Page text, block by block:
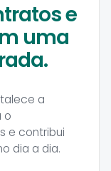
e
uma
a
o
e contribui
dia a dia.